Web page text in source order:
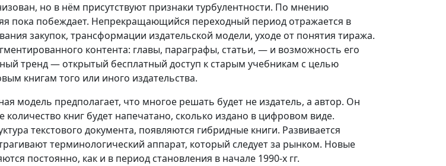
но в нём присутствуют признаки турбулентности. По мнению
пока побеждает. Непрекращающийся переходный период отражается в
закупок, трансформации издательской модели, уходе от понятия тиража.
контента: главы, параграфы, статьи, — и возможность его
тренд — открытый бесплатный доступ к старым учебникам с целью
книгам того или иного издательства.
модель предполагает, что многое решать будет не издатель, а автор. Он
количество книг будет напечатано, сколько издано в цифровом виде.
текстового документа, появляются гибридные книги. Развивается
терминологический аппарат, который следует за рынком. Новые
постоянно, как и в период становления в начале 1990-х гг.